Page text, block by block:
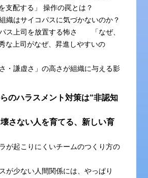
支配する」 操作の罠とは？
織はサイコパスに気づかないのか？
ス上司を放置する怖さ 「なぜ、
な上司がなぜ、昇進しやすいの
・謙虚さ」の高さが組織に与える影
のハラスメント対策は“非認知
さない人を育てる、新しい育
が起こりにくいチームのつくり方の
が少ない人間関係には、やっぱり